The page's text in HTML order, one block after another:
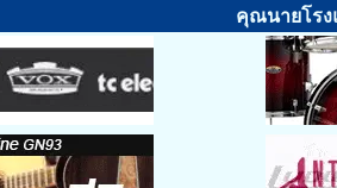
คุณนายโรง